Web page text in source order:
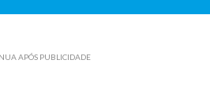
APÓS PUBLICIDADE